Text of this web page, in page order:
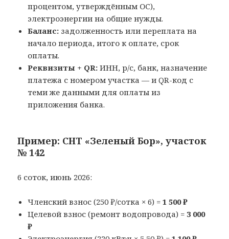
процентом, утверждённым ОС),
электроэнергии на общие нужды.
Баланс: задолженность или переплата на
начало периода, итого к оплате, срок
оплаты.
Реквизиты + QR: ИНН, р/с, банк, назначение
платежа с номером участка — и QR-код с
теми же данными для оплаты из
приложения банка.
Пример: СНТ «Зеленый Бор», участок
№ 142
6 соток, июнь 2026:
Членский взнос (250 ₽/сотка × 6) =1 500 ₽
Целевой взнос (ремонт водопровода) = 3 000
₽